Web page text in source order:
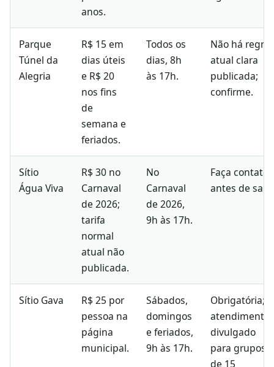
anos.
Parque
Túnel da
Alegria
R$ 15 em
dias úteis
e R$ 20
nos fins
de
semana e
feriados.
Todos os
dias, 8h
às 17h.
Não há regra
atual clara
publicada;
confirme.
Sítio
Água Viva
R$ 30 no
Carnaval
de 2026;
tarifa
normal
atual não
publicada.
No
Carnaval
de 2026,
9h às 17h.
Faça contato
antes de sair.
Sítio Gava
R$ 25 por
pessoa na
página
municipal.
Sábados,
domingos
e feriados,
9h às 17h.
Obrigatória;
atendimento
divulgado
para grupos
de 15